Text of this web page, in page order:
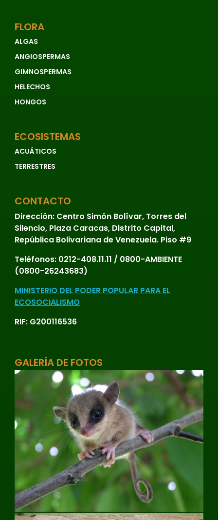
FLORA
ALGAS
ANGIOSPERMAS
GIMNOSPERMAS
HELECHOS
HONGOS
ECOSISTEMAS
ACUÁTICOS
TERRESTRES
CONTACTO
Dirección: Centro Simón Bolívar, Torres del
Silencio, Plaza Caracas, Distrito Capital,
República Bolivariana de Venezuela. Piso #9
Teléfonos: 0212-408.11.11 / 0800-AMBIENTE
(0800-26243683)
MINISTERIO DEL PODER POPULAR PARA EL
ECOSOCIALISMO
RIF: G200116536
GALERÍA DE FOTOS